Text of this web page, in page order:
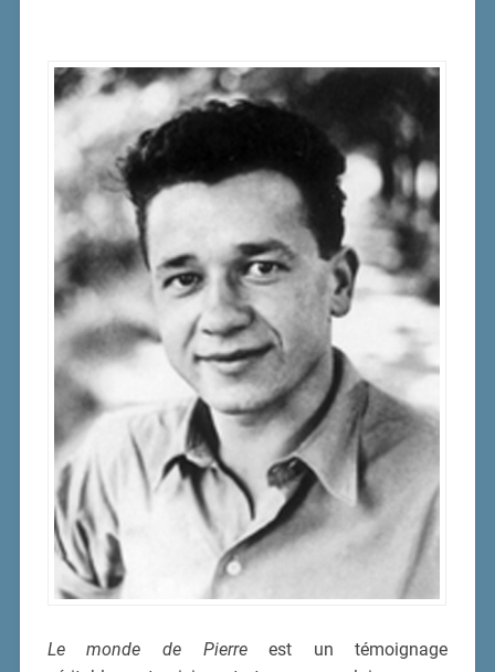
Le monde de Pierreest un témoignage